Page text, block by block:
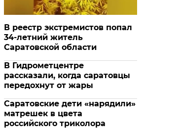
В реестр экстремистов попал
34-летний житель
Саратовской области
В Гидрометцентре
рассказали, когда саратовцы
передохнут от жары
Саратовские дети «нарядили»
матрешек в цвета
российского триколора